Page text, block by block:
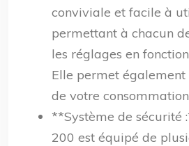
conviviale et facile à
permettant à chacun
les réglages en
Elle permet
de votre
**Système de sécurité
200 est équipé de